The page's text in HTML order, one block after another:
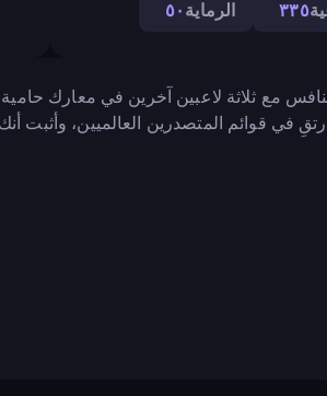
٣٣٥ الرماية٥٠
مع ثلاثة لاعبين آخرين في معارك
في قوائم المتصدرين العالميين، وأثبت